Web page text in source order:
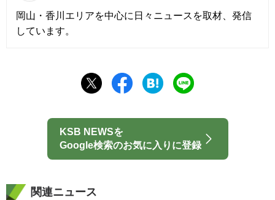
岡山・香川エリアを中心に日々ニュースを取材、発信
しています。
KSB NEWSを
Google検索のお気に入りに登録
関連ニュース